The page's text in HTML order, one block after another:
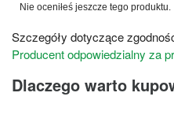
Nie oceniłeś jeszcze tego produktu.
Szczegóły dotyczące
Producent odpowiedzialny za
Dlaczego warto